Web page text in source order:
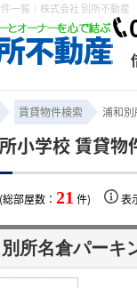
一覧｜株式会社 別所不動産
探す 学区
検索条件 賃
について 賃
座談会 賃貸
一覧 購入
却について
の種類 諸費
質問
専用ページスタッフ紹
の取り扱い
賃貸物件検索 浦和
小学校 賃貸物
部屋数： 21 件) 表
所名倉パーキ